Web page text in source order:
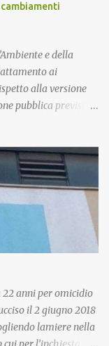
e della
ai
alla versione
pubblica prevista
al minimo i
la capacità
economici, nonchè
si potranno
La proposta di
di due riunioni
scorsi. Esaminate
il testo andrà
Si procederà
22 anni per omicidio
il 2 giugno 2018
lamiere nella